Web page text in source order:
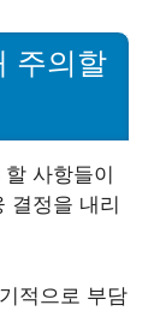
주의할
사항들이
결정을 내리
적으로 부담